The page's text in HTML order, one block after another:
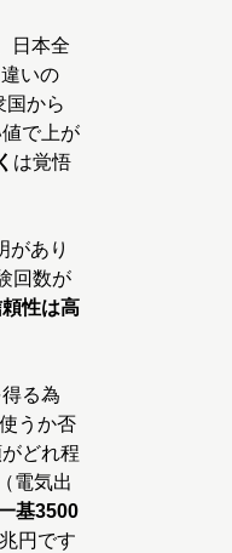
日本全
いの
国から
で上が
は覚悟
があり
回数が
性は高
る為
うか否
どれ程
電気出
基3500
円です